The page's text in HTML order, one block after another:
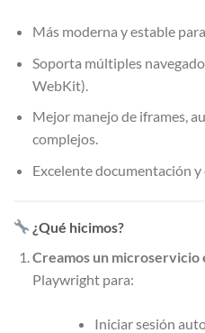
Más moderna y estable
Soporta múltiples
WebKit).
Mejor manejo de iframes,
complejos.
Excelente documentación y
¿Qué hicimos?
Creamos un microservicio
Playwright para:
Iniciar sesión